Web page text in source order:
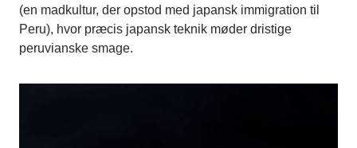
(en madkultur, der opstod med japansk immigration til
Peru), hvor præcis japansk teknik møder dristige
peruvianske smage.